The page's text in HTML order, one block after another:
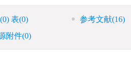
(0) 表(0) 参考文献(16)
附件(0)